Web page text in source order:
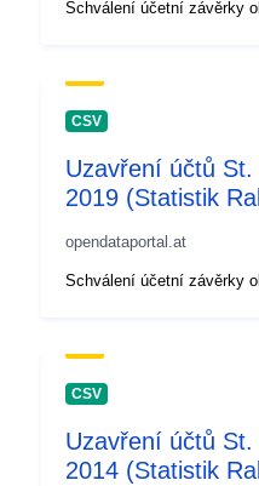
Schválení účetní závěrky
CSV
Uzavření účtů
2019 (Statistik
opendataportal.at
Schválení účetní závěrky
CSV
Uzavření účtů
2014 (Statistik